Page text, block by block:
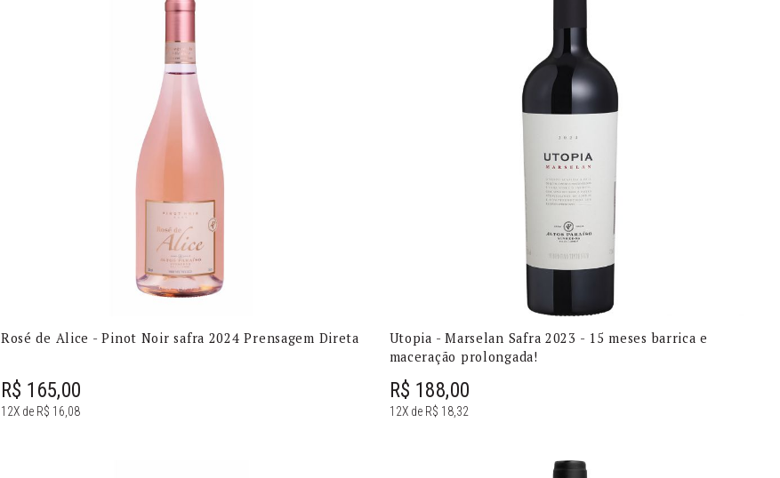
Rosé de Alice - Pinot Noir safra 2024 Prensagem Direta
R$ 165,00
12X de R$ 16,08
Utopia - Marselan Safra 2023 - 15 meses barrica e
maceração prolongada!
R$ 188,00
12X de R$ 18,32